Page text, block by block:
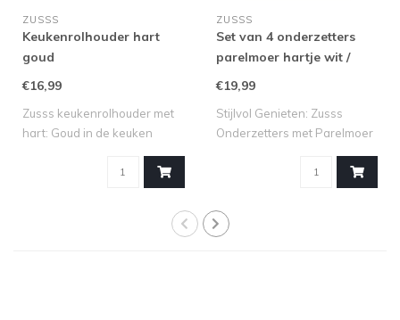
ZUSSS
Keukenrolhouder hart
goud
€16,99
Zusss keukenrolhouder met
hart: Goud in de keuken
ZUSSS
Set van 4 onderzetters
parelmoer hartje wit /
€19,99
Stijlvol Genieten: Zusss
Onderzetters met Parelmoer